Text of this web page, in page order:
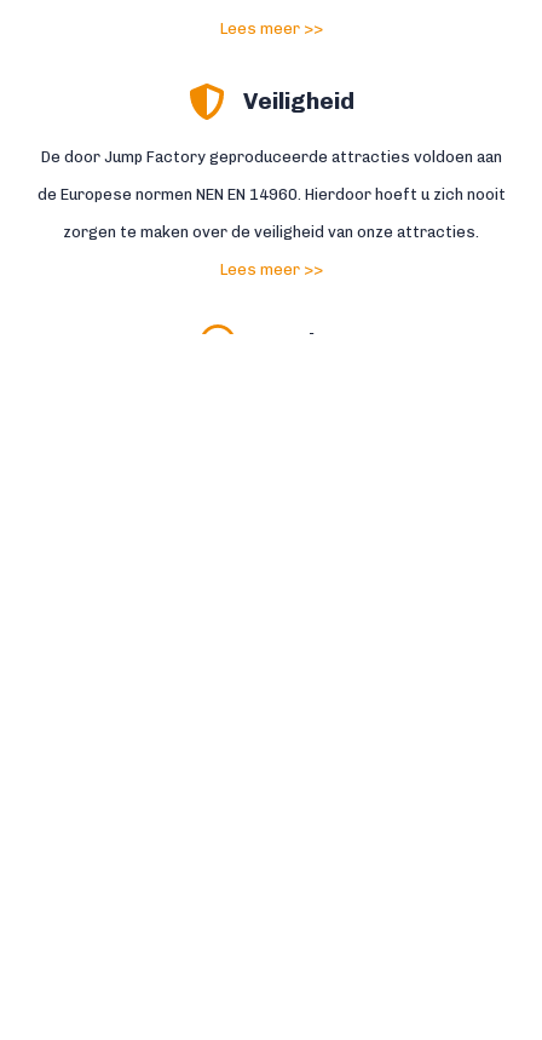
Lees meer >>
Veiligheid
De door Jump Factory geproduceerde attracties voldoen aan
de Europese normen NEN EN 14960. Hierdoor hoeft u zich nooit
zorgen te maken over de veiligheid van onze attracties.
Lees meer >>
Service